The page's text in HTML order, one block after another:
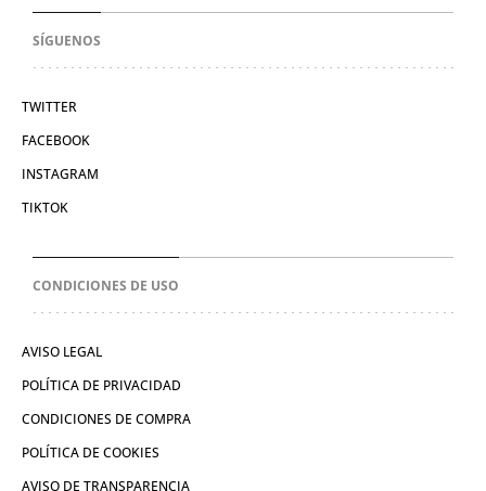
SÍGUENOS
TWITTER
FACEBOOK
INSTAGRAM
TIKTOK
CONDICIONES DE USO
AVISO LEGAL
POLÍTICA DE PRIVACIDAD
CONDICIONES DE COMPRA
POLÍTICA DE COOKIES
AVISO DE TRANSPARENCIA